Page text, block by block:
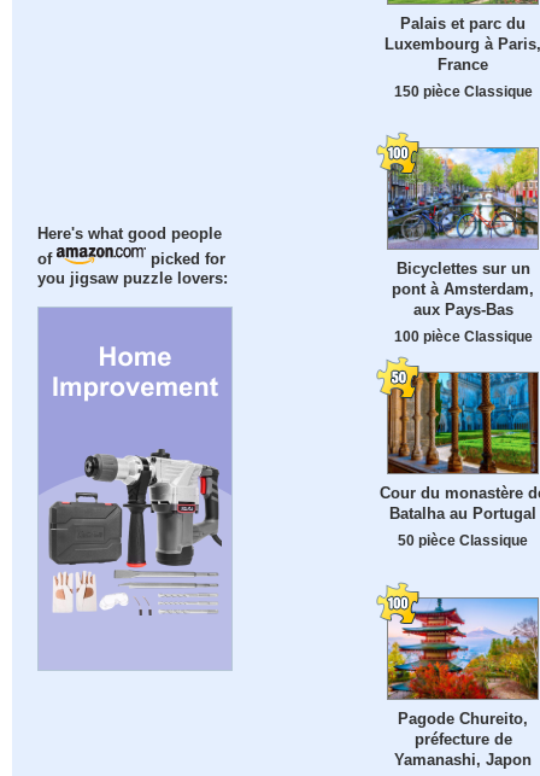
Here's what good people
of
picked for
you jigsaw puzzle lovers:
Palais et parc du
Luxembourg à Paris,
France
150 pièce Classique
Bicyclettes sur un
pont à Amsterdam,
aux Pays-Bas
100 pièce Classique
Cour du monastère
Batalha au Portugal
50 pièce Classique
Pagode Chureito,
préfecture de
Yamanashi, Japon